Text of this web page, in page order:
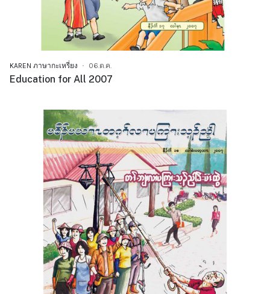
KAREN ภาษากะเหรี่ยง 06.ต.ค.
Education for All 2007